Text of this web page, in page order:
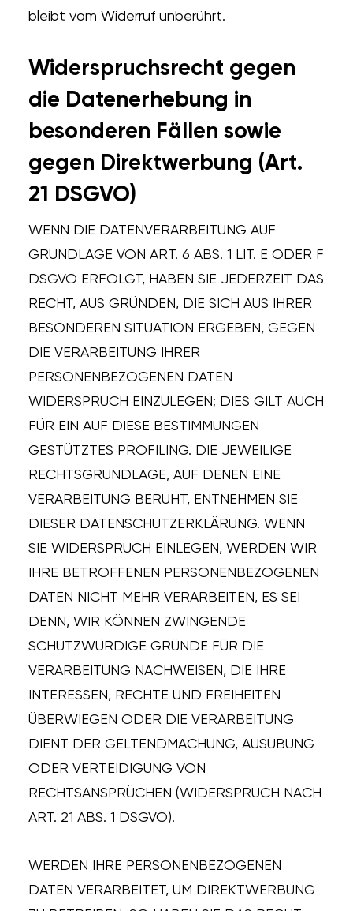
bleibt vom Widerruf unberührt.
Widerspruchsrecht gegen
die Datenerhebung in
besonderen Fällen sowie
gegen Direktwerbung (Art.
21 DSGVO)
WENN DIE DATENVERARBEITUNG AUF
GRUNDLAGE VON ART. 6 ABS. 1 LIT. E ODER F
DSGVO ERFOLGT, HABEN SIE JEDERZEIT DAS
RECHT, AUS GRÜNDEN, DIE SICH AUS IHRER
BESONDEREN SITUATION ERGEBEN, GEGEN
DIE VERARBEITUNG IHRER
PERSONENBEZOGENEN DATEN
WIDERSPRUCH EINZULEGEN; DIES GILT AUCH
FÜR EIN AUF DIESE BESTIMMUNGEN
GESTÜTZTES PROFILING. DIE JEWEILIGE
RECHTSGRUNDLAGE, AUF DENEN EINE
VERARBEITUNG BERUHT, ENTNEHMEN SIE
DIESER DATENSCHUTZERKLÄRUNG. WENN
SIE WIDERSPRUCH EINLEGEN, WERDEN WIR
IHRE BETROFFENEN PERSONENBEZOGENEN
DATEN NICHT MEHR VERARBEITEN, ES SEI
DENN, WIR KÖNNEN ZWINGENDE
SCHUTZWÜRDIGE GRÜNDE FÜR DIE
VERARBEITUNG NACHWEISEN, DIE IHRE
INTERESSEN, RECHTE UND FREIHEITEN
ÜBERWIEGEN ODER DIE VERARBEITUNG
DIENT DER GELTENDMACHUNG, AUSÜBUNG
ODER VERTEIDIGUNG VON
RECHTSANSPRÜCHEN (WIDERSPRUCH NACH
ART. 21 ABS. 1 DSGVO).
WERDEN IHRE PERSONENBEZOGENEN
DATEN VERARBEITET, UM DIREKTWERBUNG